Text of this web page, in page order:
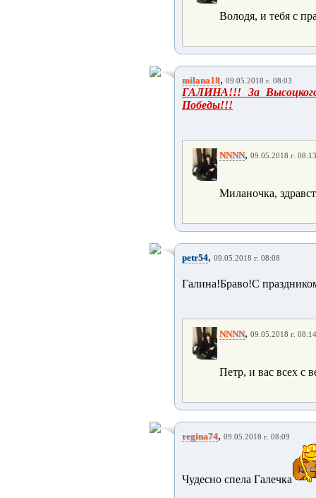
Володя, и тебя с
milana18, 09.05.2018 г. 08:03
ГАЛИНА!!! За
Победы!!!
NNNN, 09.05.2018 г. 08:13
Миланочка,
petr54, 09.05.2018 г. 08:08
Галина!Браво!С
NNNN, 09.05.2018 г. 08:14
Петр, и вас всех с
regina74, 09.05.2018 г. 08:09
Чудесно спела Галечка